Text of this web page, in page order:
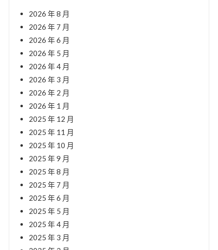
2026 年 8 月
2026 年 7 月
2026 年 6 月
2026 年 5 月
2026 年 4 月
2026 年 3 月
2026 年 2 月
2026 年 1 月
2025 年 12 月
2025 年 11 月
2025 年 10 月
2025 年 9 月
2025 年 8 月
2025 年 7 月
2025 年 6 月
2025 年 5 月
2025 年 4 月
2025 年 3 月